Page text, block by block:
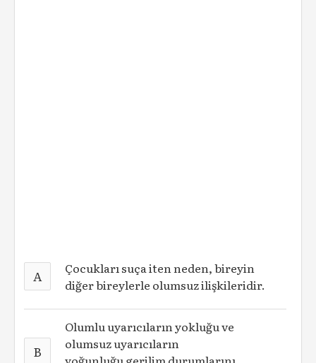
A
Çocukları suça iten neden, bireyin
diğer bireylerle olumsuz ilişkileridir.
B
Olumlu uyarıcıların yokluğu ve
olumsuz uyarıcıların